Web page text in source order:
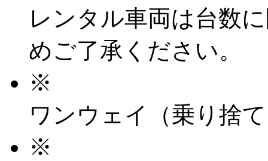
レンタル車両は台数
めご了承ください。
※
ワンウェイ（乗り捨
※